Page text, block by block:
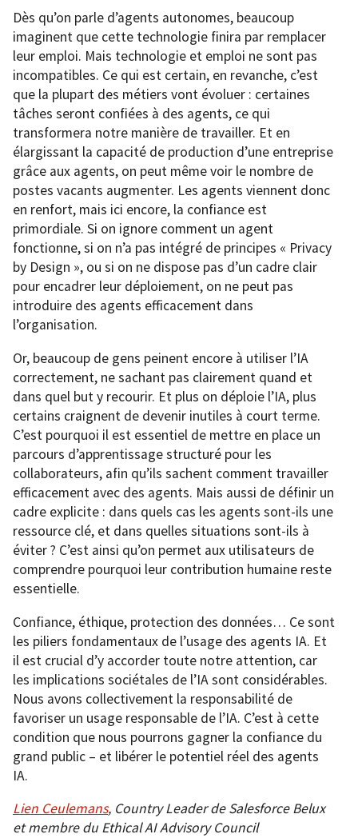
Dès qu’on parle d’agents autonomes, beaucoup
imaginent que cette technologie finira par remplacer
leur emploi. Mais technologie et emploi ne sont pas
incompatibles. Ce qui est certain, en revanche, c’est
que la plupart des métiers vont évoluer : certaines
tâches seront confiées à des agents, ce qui
transformera notre manière de travailler. Et en
élargissant la capacité de production d’une entreprise
grâce aux agents, on peut même voir le nombre de
postes vacants augmenter. Les agents viennent donc
en renfort, mais ici encore, la confiance est
primordiale. Si on ignore comment un agent
fonctionne, si on n’a pas intégré de principes « Privacy
by Design », ou si on ne dispose pas d’un cadre clair
pour encadrer leur déploiement, on ne peut pas
introduire des agents efficacement dans
l’organisation.
Or, beaucoup de gens peinent encore à utiliser l’IA
correctement, ne sachant pas clairement quand et
dans quel but y recourir. Et plus on déploie l’IA, plus
certains craignent de devenir inutiles à court terme.
C’est pourquoi il est essentiel de mettre en place un
parcours d’apprentissage structuré pour les
collaborateurs, afin qu’ils sachent comment travailler
efficacement avec des agents. Mais aussi de définir un
cadre explicite : dans quels cas les agents sont-ils une
ressource clé, et dans quelles situations sont-ils à
éviter ? C’est ainsi qu’on permet aux utilisateurs de
comprendre pourquoi leur contribution humaine reste
essentielle.
Confiance, éthique, protection des données… Ce sont
les piliers fondamentaux de l’usage des agents IA. Et
il est crucial d’y accorder toute notre attention, car
les implications sociétales de l’IA sont considérables.
Nous avons collectivement la responsabilité de
favoriser un usage responsable de l’IA. C’est à cette
condition que nous pourrons gagner la confiance du
grand public – et libérer le potentiel réel des agents
IA.
Lien Ceulemans, Country Leader de Salesforce Belux
et membre du Ethical AI Advisory Council